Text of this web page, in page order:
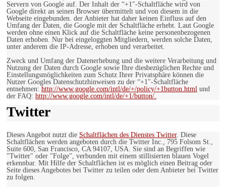
Servern von Google auf. Der Inhalt der “+1″-Schaltfläche wird von
Google direkt an seinen Browser übermittelt und von diesem in die
Webseite eingebunden. der Anbieter hat daher keinen Einfluss auf den
Umfang der Daten, die Google mit der Schaltfläche erhebt. Laut Google
werden ohne einen Klick auf die Schaltfläche keine personenbezogenen
Daten erhoben. Nur bei eingeloggten Mitgliedern, werden solche Daten,
unter anderem die IP-Adresse, erhoben und verarbeitet.
Zweck und Umfang der Datenerhebung und die weitere Verarbeitung und
Nutzung der Daten durch Google sowie Ihre diesbezüglichen Rechte und
Einstellungsmöglichkeiten zum Schutz Ihrer Privatsphäre können die
Nutzer Googles Datenschutzhinweisen zu der “+1″-Schaltfläche
entnehmen: http://www.google.com/intl/de/+/policy/+1button.html und
der FAQ: http://www.google.com/intl/de/+1/button/.
Twitter
Dieses Angebot nutzt die Schaltflächen des Dienstes Twitter. Diese
Schaltflächen werden angeboten durch die Twitter Inc., 795 Folsom St.,
Suite 600, San Francisco, CA 94107, USA. Sie sind an Begriffen wie
"Twitter" oder "Folge", verbunden mit einem stillisierten blauen Vogel
erkennbar. Mit Hilfe der Schaltflächen ist es möglich einen Beitrag oder
Seite dieses Angebotes bei Twitter zu teilen oder dem Anbieter bei Twitter
zu folgen.